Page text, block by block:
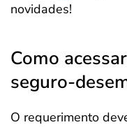
novidades!
Como
seguro-
O requerimento